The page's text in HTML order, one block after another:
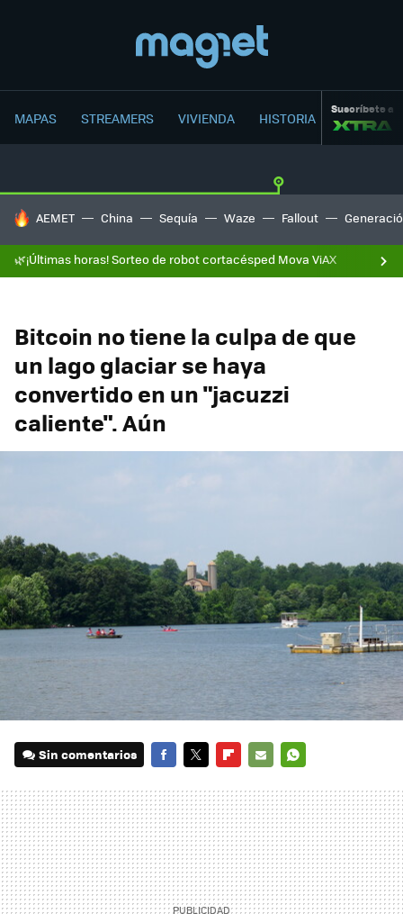
MAPAS STREAMERS VIVIENDA HISTORIA Suscríbete a
HOY SE HABLA DE
AEMET China Sequía Waze Fallout
🌿¡Últimas horas! Sorteo de robot cortacésped Mova ViAX
Bitcoin no tiene la culpa de que
un lago glaciar se haya
convertido en un "jacuzzi
caliente". Aún
Sin comentarios
MAIL